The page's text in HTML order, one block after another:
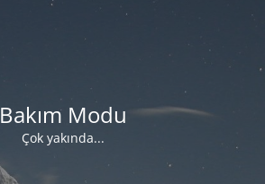
Bakım Modu
Çok yakında...